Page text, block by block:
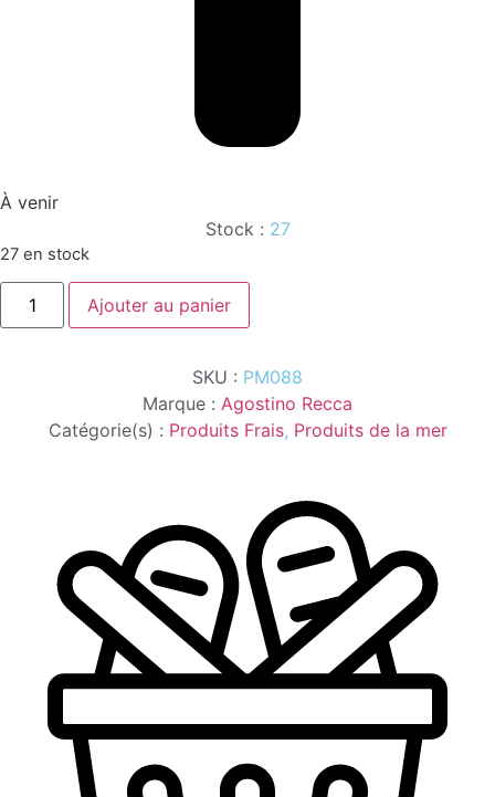
À venir
Stock : 27
27 en stock
quantité
FILETS
Ajouter au panier
SKU : PM088
Marque : Agostino Recca
Catégorie(s) : Produits Frais, Produits de la mer